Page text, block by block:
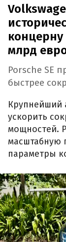
концерну
млрд
Porsche SE
быстрее
Крупнейший
ускорить
мощностей.
масштабную
параметры